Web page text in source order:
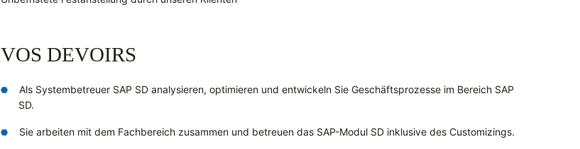
VOS DEVOIRS
Als Systembetreuer SAP SD analysieren, optimieren und entwickeln Sie Geschäftsprozesse im Bereich SAP
SD.
Sie arbeiten mit dem Fachbereich zusammen und betreuen das SAP-Modul SD inklusive des Customizings.